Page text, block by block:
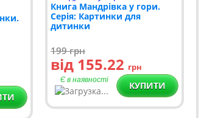
Книга Мандрівка у гори.
Серія: Картинки для
дитинки
199грн
від 155.22 грн
Є в наявності КУПИТИ